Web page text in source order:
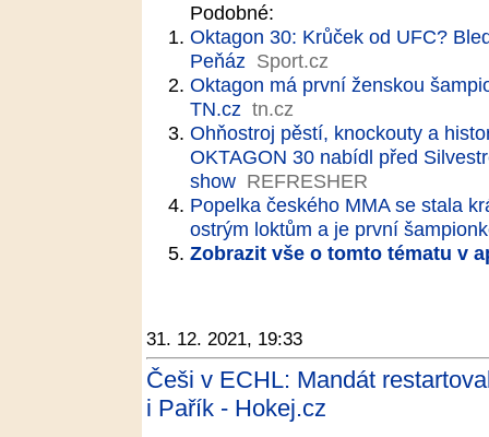
Podobné:
Oktagon 30: Krůček od UFC?
Peňáz Sport.cz
Oktagon má první ženskou
TN.cz tn.cz
Ohňostroj pěstí, knockouty a
OKTAGON 30 nabídl před
show REFRESHER
Popelka českého MMA se stala
ostrým loktům a je první
Zobrazit vše o tomto tématu v
31. 12. 2021, 19:33
Češi v ECHL: Mandát
i Pařík - Hokej.cz